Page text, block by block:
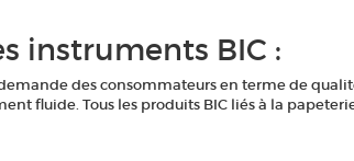
instruments BIC :
des consommateurs en terme de
fluide. Tous les produits BIC liés à la